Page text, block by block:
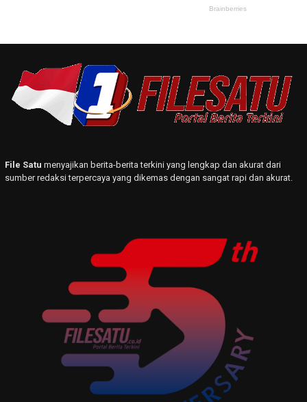
File Satu menyajikan berita-berita terkini yang lengkap dan akurat dari
sumber redaksi terpercaya yang dikemas dengan sangat rapi dan akurat.